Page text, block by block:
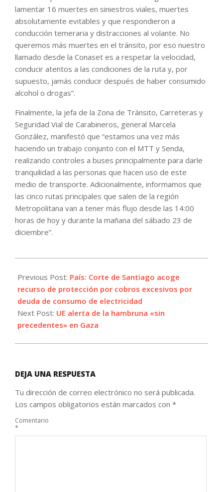
lamentar 16 muertes en siniestros viales, muertes
absolutamente evitables y que respondieron a
conducción temeraria y distracciones al volante. No
queremos más muertes en el tránsito, por eso nuestro
llamado desde la Conaset es a respetar la velocidad,
conducir atentos a las condiciones de la ruta y, por
supuesto, jamás conducir después de haber consumido
alcohol o drogas”.
Finalmente, la jefa de la Zona de Tránsito, Carreteras y
Seguridad Vial de Carabineros, general Marcela
González, manifestó que “estamos una vez más
haciendo un trabajo conjunto con el MTT y Senda,
realizando controles a buses principalmente para darle
tranquilidad a las personas que hacen uso de este
medio de transporte. Adicionalmente, informamos que
las cinco rutas principales que salen de la región
Metropolitana van a tener más flujo desde las 14:00
horas de hoy y durante la mañana del sábado 23 de
diciembre”.
12-
22
Previous Post: País: Corte de Santiago acoge
recurso de protección por cobros excesivos por
deuda de consumo de electricidad
Next Post: UE alerta de la hambruna «sin
precedentes» en Gaza
DEJA UNA RESPUESTA
Tu dirección de correo electrónico no será publicada.
Los campos obligatorios están marcados con *
Comentario
*